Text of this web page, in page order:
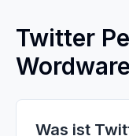
Twitter
Was ist